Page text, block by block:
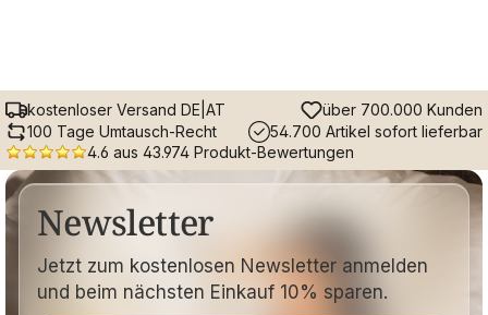
kostenloser Versand DE|AT
über 700.000 Kunden
100 Tage Umtausch-Recht
54.700 Artikel sofort lieferbar
4.6 aus 43.974 Produkt-Bewertungen
Newsletter
Jetzt zum kostenlosen Newsletter anmelden
und beim nächsten Einkauf 10% sparen.